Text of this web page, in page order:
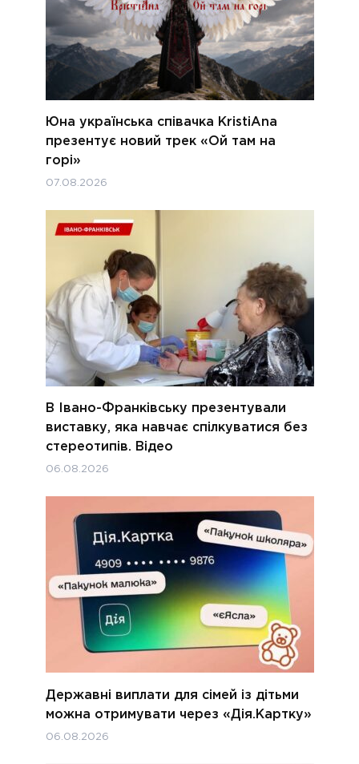
Юна українська співачка KristiAna
презентує новий трек «Ой там на
горі»
07.08.2026
В Івано-Франківську презентували
виставку, яка навчає спілкуватися без
стереотипів. Відео
06.08.2026
Державні виплати для сімей із дітьми
можна отримувати через «Дія.Картку»
06.08.2026